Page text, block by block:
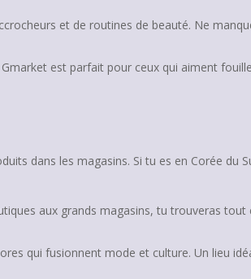
et de routines de beauté. Ne
est parfait pour ceux qui aiment
dans les magasins. Si tu es en Corée du
aux grands magasins, tu trouveras tout
qui fusionnent mode et culture. Un lieu